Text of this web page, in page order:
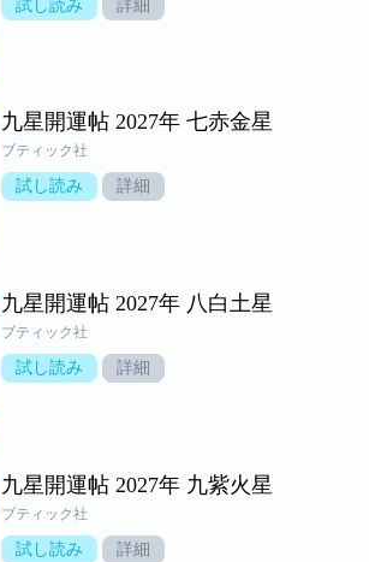
試し読み 詳細
九星開運帖 2027年 七赤金星
ブティック社
試し読み 詳細
九星開運帖 2027年 八白土星
ブティック社
試し読み 詳細
九星開運帖 2027年 九紫火星
ブティック社
試し読み 詳細